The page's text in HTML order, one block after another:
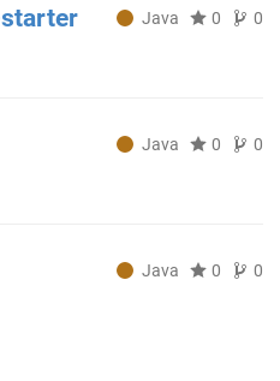
Java 0 0
Java 0 0
Java 0 0